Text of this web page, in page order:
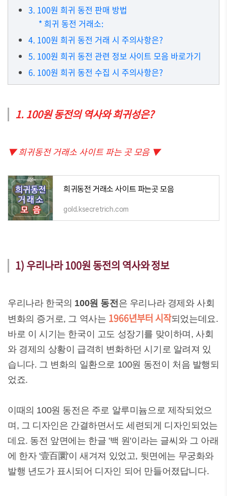
3. 100원 희귀 동전 판매 방법
* 희귀 동전 거래소:
4. 100원 희귀 동전 거래 시 주의사항은?
5. 100원 희귀 동전 관련 정보 사이트 모음 바로가기
6. 100원 희귀 동전 수집 시 주의사항은?
1. 100원 동전의 역사와 희귀성은?
▼ 희귀동전 거래소 사이트 파는 곳 모음 ▼
희귀동전 거래소 사이트 파는곳 모음
gold.ksecretrich.com
1) 우리나라 100원 동전의 역사와 정보
우리나라 한국의 100원 동전은 우리나라 경제와 사회
변화의 증거로, 그 역사는 1966년부터 시작되었는데요.
바로 이 시기는 한국이 고도 성장기를 맞이하며, 사회
와 경제의 상황이 급격히 변화하던 시기로 알려져 있
습니다. 그 변화의 일환으로 100원 동전이 처음 발행되
었죠.
이때의 100원 동전은 주로 알루미늄으로 제작되었으
며, 그 디자인은 간결하면서도 세련되게 디자인되었는
데요. 동전 앞면에는 한글 '백 원'이라는 글씨와 그 아래
에 한자 '壹百圜'이 새겨져 있었고, 뒷면에는 무궁화와
발행 년도가 표시되어 디자인 되어 만들어졌답니다.